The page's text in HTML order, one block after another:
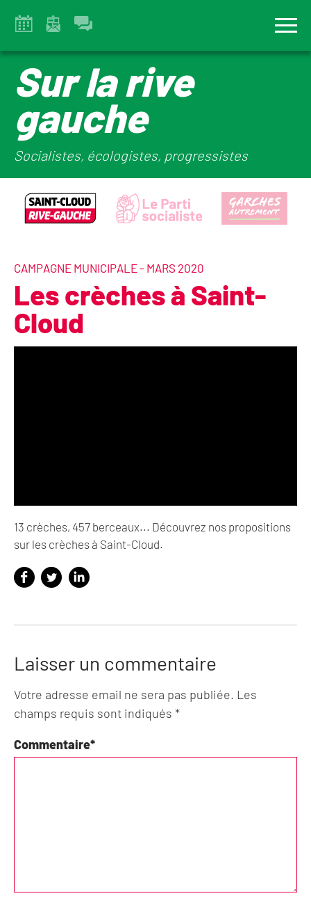
Sur la rive
gauche
Socialistes, écologistes, progressistes
CAMPAGNE MUNICIPALE - MARS 2020
Les crèches à Saint-
Cloud
13 crèches, 457 berceaux... Découvrez nos propositions
sur les crèches à Saint-Cloud.
Laisser un commentaire
Votre adresse email ne sera pas publiée. Les
champs requis sont indiqués *
Commentaire*